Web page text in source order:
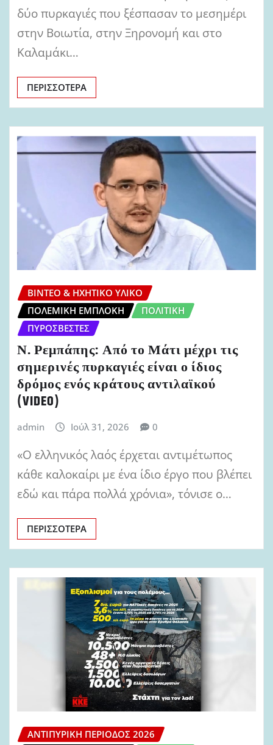
δύο πυρκαγιές που ξέσπασαν το μεσημέρι
στην Βοιωτία, στην Ξηρονομή και στο
Καλαμάκι…
ΠΕΡΙΣΣΌΤΕΡΑ
ΒΊΝΤΕΟ & ΗΧΗΤΙΚΌ ΥΛΙΚΌ
ΠΟΛΕΜΙΚΉ ΕΜΠΛΟΚΉ
ΠΟΛΙΤΙΚΉ
ΠΥΡΟΣΒΈΣΤΕΣ
Ν. Ρεμπάπης: Από το Μάτι μέχρι τις
σημερινές πυρκαγιές είναι ο ίδιος
δρόμος ενός κράτους αντιλαϊκού
(VIDEO)
admin Ιούλ 31, 2026 0
«Ο ελληνικός λαός έρχεται αντιμέτωπος
κάθε καλοκαίρι με ένα ίδιο έργο που βλέπει
εδώ και πάρα πολλά χρόνια», τόνισε ο…
ΠΕΡΙΣΣΌΤΕΡΑ
ΑΝΤΙΠΥΡΙΚΉ ΠΕΡΊΟΔΟΣ 2026